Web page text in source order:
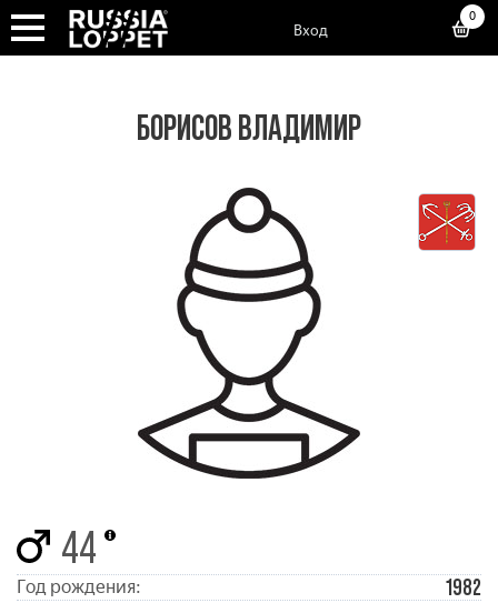
Вход
0
БОРИСОВ ВЛАДИМИР
44
Год рождения: 1982